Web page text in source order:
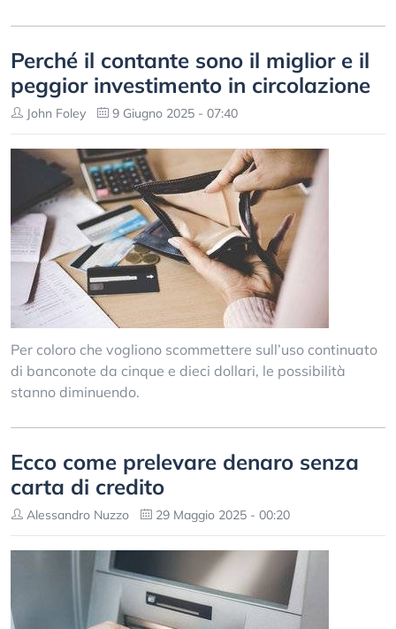
Perché il contante sono il miglior e il
peggior investimento in circolazione
John Foley 9 Giugno 2025 - 07:40
Per coloro che vogliono scommettere sull’uso continuato
di banconote da cinque e dieci dollari, le possibilità
stanno diminuendo.
Ecco come prelevare denaro senza
carta di credito
Alessandro Nuzzo 29 Maggio 2025 - 00:20